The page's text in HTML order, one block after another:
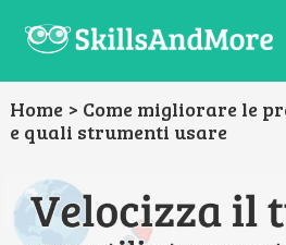
La
scuola
digitale
per
sviluppatori
del
domani
Come migliorare le
e quali strumenti usare